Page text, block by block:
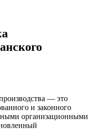
— это
и законного
организационными